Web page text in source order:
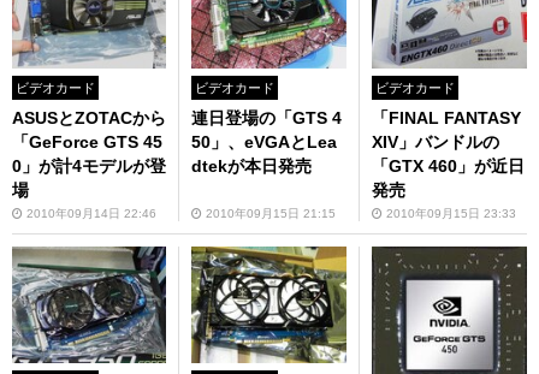
ビデオカード
ASUSとZOTACから
「GeForce GTS 45
0」が計4モデルが登
場
2010年09月14日 22:46
ビデオカード
連日登場の「GTS 4
50」、eVGAとLea
dtekが本日発売
2010年09月15日 21:15
ビデオカード
「FINAL FANTASY
XIV」バンドルの
「GTX 460」が近日
発売
2010年09月15日 23:33